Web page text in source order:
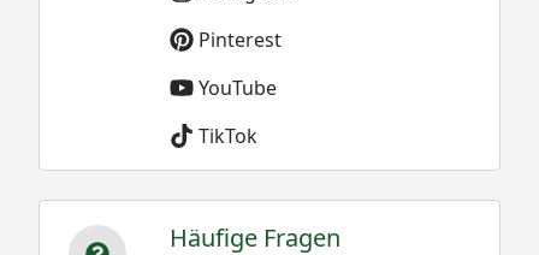
Pinterest
YouTube
TikTok
Häufige Fragen